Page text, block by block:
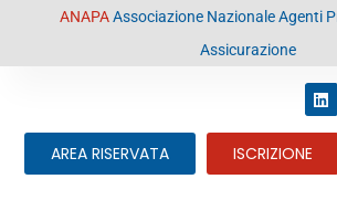
contenutoANAPAAssociazione Nazionale Agenti
Assicurazione
AREA RISERVATA ISCRIZIONE